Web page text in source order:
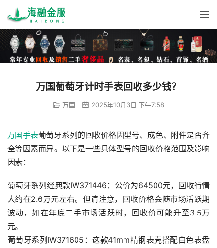
万国葡萄牙计时手表回收多少钱？
万国 2025年10月3日 下午7:58
万国手表葡萄牙系列的回收价格因型号、成色、附件是否齐
全等因素而异‌。以下是一些具体型号的回收价格范围及影响
因素：
‌葡萄牙系列经典款IW371446‌：公价为64500元，回收行情
大约在2.6万元左右。但请注意，回收价格会随市场活跃期
波动，如在年底二手市场活跃时，回收价可能升至3.5万
元。
‌葡萄牙系列IW371605‌：这款41mm精钢表壳搭配白色表盘